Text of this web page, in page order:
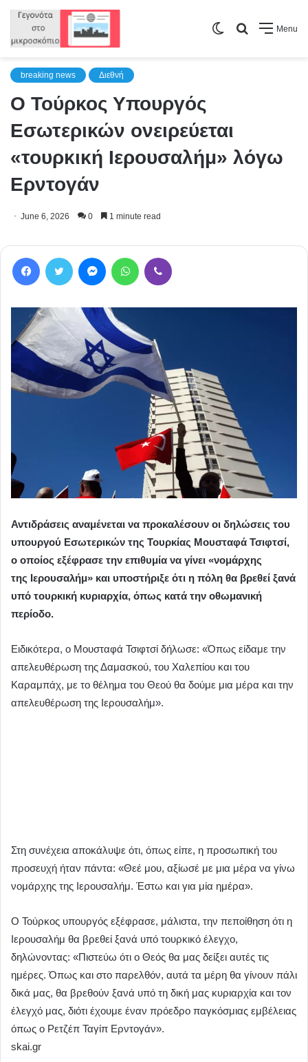
Menu
Search
Switch
breaking news Διεθνή
Ο Τούρκος Υπουργός
Εσωτερικών ονειρεύεται
«τουρκική Ιερουσαλήμ» λόγω
Ερντογάν
June 6, 2026 0 1 minute read
Αντιδράσεις αναμένεται να προκαλέσουν οι δηλώσεις του
υπουργού Εσωτερικών της Τουρκίας Μουσταφά Τσιφτσί,
ο οποίος εξέφρασε την επιθυμία να γίνει «νομάρχης
της Ιερουσαλήμ» και υποστήριξε ότι η πόλη θα βρεθεί ξανά
υπό τουρκική κυριαρχία, όπως κατά την οθωμανική
περίοδο.
Ειδικότερα, ο Μουσταφά Τσιφτσί δήλωσε: «Όπως είδαμε την
απελευθέρωση της Δαμασκού, του Χαλεπίου και του
Καραμπάχ, με το θέλημα του Θεού θα δούμε μια μέρα και την
απελευθέρωση της Ιερουσαλήμ».
Στη συνέχεια αποκάλυψε ότι, όπως είπε, η προσωπική του
προσευχή ήταν πάντα: «Θεέ μου, αξίωσέ με μια μέρα να γίνω
νομάρχης της Ιερουσαλήμ. Έστω και για μία ημέρα».
Ο Τούρκος υπουργός εξέφρασε, μάλιστα, την πεποίθηση ότι η
Ιερουσαλήμ θα βρεθεί ξανά υπό τουρκικό έλεγχο,
δηλώνοντας: «Πιστεύω ότι ο Θεός θα μας δείξει αυτές τις
ημέρες. Όπως και στο παρελθόν, αυτά τα μέρη θα γίνουν πάλι
δικά μας, θα βρεθούν ξανά υπό τη δική μας κυριαρχία και τον
έλεγχό μας, διότι έχουμε έναν πρόεδρο παγκόσμιας εμβέλειας
όπως ο Ρετζέπ Ταγίπ Ερντογάν».
skai.gr